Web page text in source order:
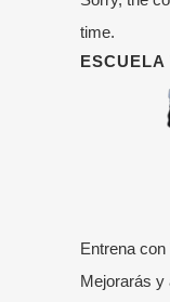
time.
ESCUELA
Entrena
Mejorarás y